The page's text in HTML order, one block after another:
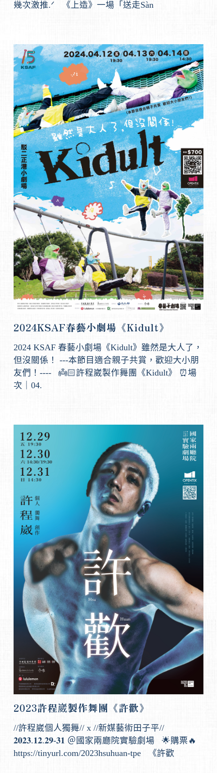
幾次激推.ᐟ 《上造》一場「送走Sàn
2024KSAF春藝小劇場《Kidult》
2024 KSAF 春藝小劇場《Kidult》雖然是大人了，
但沒關係！ ---本節目適合親子共賞，歡迎大小朋
友們！---- 👼🏻許程崴製作舞團《Kidult》 ⏰場
次｜04.
2023許程崴製作舞團《許歡》
//許程崴個人獨舞// x //新媒藝術田子平//
𝟐𝟎𝟐𝟑.𝟏𝟐.𝟐𝟗-𝟑𝟏 ＠國家兩廳院實驗劇場 🌟購票🔥
https://tinyurl.com/2023hsuhuan-tpe 《許歡